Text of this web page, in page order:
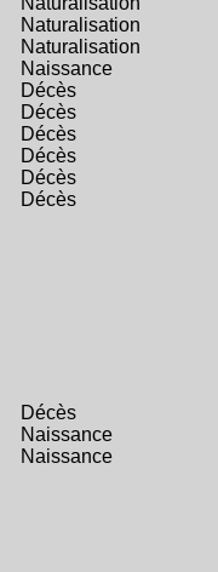
Naturalisation
Naturalisation
Naissance
Décès
Décès
Décès
Décès
Décès
Décès
Décès
Naissance
Naissance